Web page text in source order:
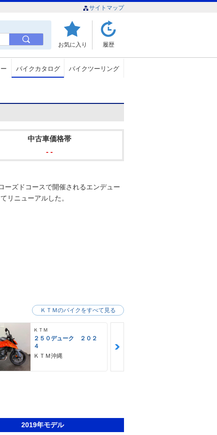
サイトマップ
お気に入り 履歴
バイクカタログ バイクツーリング
中古車価格帯
- -
ーズドコースで開催されるエンデュー
リニューアルした。
ＫＴＭ
２５０デューク ２０２
４
ＫＴＭ沖縄
ＫＴＭのバイクをすべて見る
2019年モデル